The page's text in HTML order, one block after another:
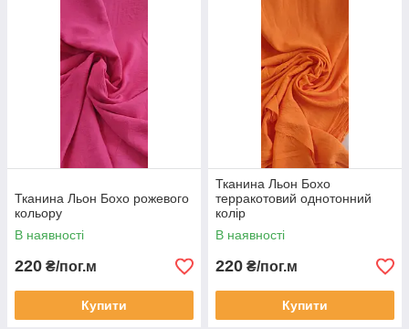
Тканина Льон Бохо рожевого
кольору
В наявності
220 ₴/пог.м
Купити
Тканина Льон Бохо
терракотовий однотонний
колір
В наявності
220 ₴/пог.м
Купити